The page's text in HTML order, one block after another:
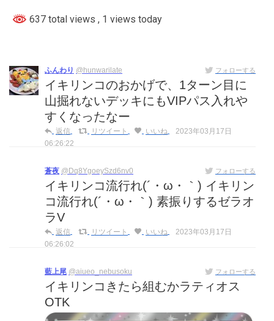
637 total views , 1 views today
ふんわり @hunwarilate フォローする
イキリンコのおかげで、1ターン目に
山掘れないデッキにもVIPパス入れや
すくなったなー
返信 リツイート いいね
2023年03月17日
06:26:22
蒼夜 @Dq8YgoeySzd6nv0 フォローする
イキリンコ流行れ(´・ω・｀) イキリン
コ流行れ(´・ω・｀) 素振りするゼラオ
ラV
返信 リツイート いいね
2023年03月17日
06:26:02
藍上尾 @aiueo_nebusoku フォローする
イキリンコきたら組むかラティオス
OTK